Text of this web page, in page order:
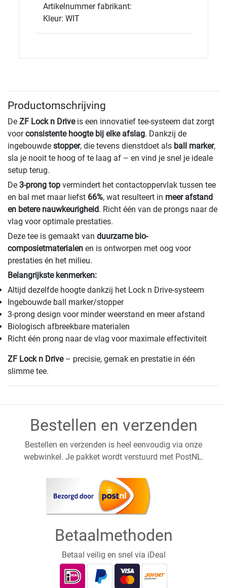
Artikelnummer fabrikant:
Kleur: WIT
Productomschrijving
De ZF Lock n Driveis een innovatief tee-systeem dat zorgt
voorconsistente hoogte bij elke afslag. Dankzij de
ingebouwde stopper, die tevens dienstdoet als ball marker,
sla je nooit te hoog of te laag af – en vind je snel je ideale
setup terug.
De 3-prong top vermindert het contactoppervlak tussen tee
en bal met maar liefst 66%, wat resulteert in meer afstand
en betere nauwkeurigheid. Richt één van de prongs naar de
vlag voor optimale prestaties.
Deze tee is gemaakt van duurzame bio-
composietmaterialen en is ontworpen met oog voor
prestaties én het milieu.
Belangrijkste kenmerken:
Altijd dezelfde hoogte dankzij het Lock n Drive-systeem
Ingebouwde ball marker/stopper
3-prong design voor minder weerstand en meer afstand
Biologisch afbreekbare materialen
Richt één prong naar de vlag voor maximale effectiviteit
ZF Lock n Drive– precisie, gemak en prestatie in één
slimme tee.
Bestellen en verzenden
Bestellen en verzenden is heel eenvoudig via onze
webwinkel. Je pakket wordt verstuurd met PostNL.
Betaalmethoden
Betaal veilig en snel via iDeal